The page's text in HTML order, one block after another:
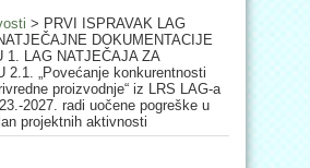
> PRVI ISPRAVAK LAG
DOKUMENTACIJE
1. LAG NATJEČAJA ZA
2.1. „Povećanje konkurentnosti
proizvodnje“ iz LRS LAG-a
2027. radi uočene pogreške u
projektnih aktivnosti